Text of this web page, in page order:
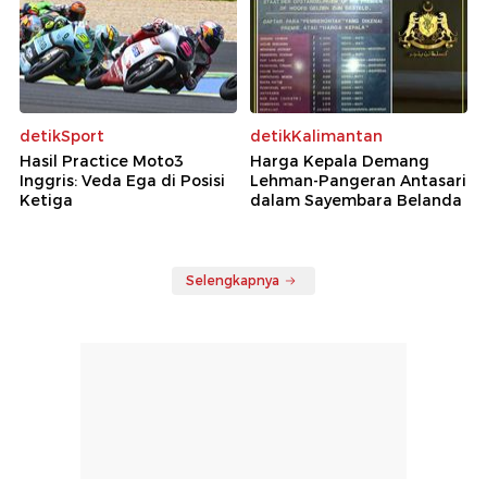
detikSport
Hasil Practice Moto3
Inggris: Veda Ega di Posisi
Ketiga
detikKalimantan
Harga Kepala Demang
Lehman-Pangeran Antasari
dalam Sayembara Belanda
Selengkapnya